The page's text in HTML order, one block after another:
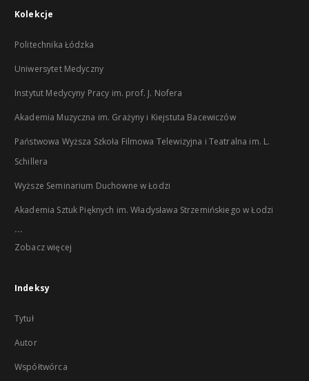
Kolekcje
Politechnika Łódzka
Uniwersytet Medyczny
Instytut Medycyny Pracy im. prof. J. Nofera
Akademia Muzyczna im. Grażyny i Kiejstuta Bacewiczów
Państwowa Wyższa Szkoła Filmowa Telewizyjna i Teatralna im. L.
Schillera
Wyższe Seminarium Duchowne w Łodzi
Akademia Sztuk Pięknych im. Władysława Strzemińskiego w Łodzi
...
Zobacz więcej
Indeksy
Tytuł
Autor
Współtwórca